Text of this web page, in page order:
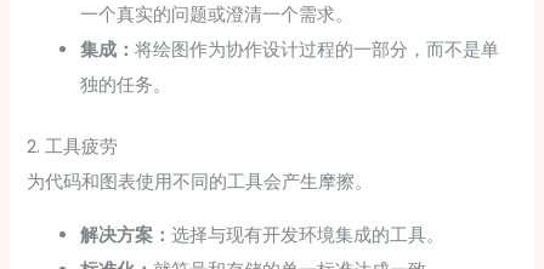
一个真实的问题或澄清一个需求。
集成：将绘图作为协作设计过程的一部分，而不是单
独的任务。
2. 工具疲劳
为代码和图表使用不同的工具会产生摩擦。
解决方案：选择与现有开发环境集成的工具。